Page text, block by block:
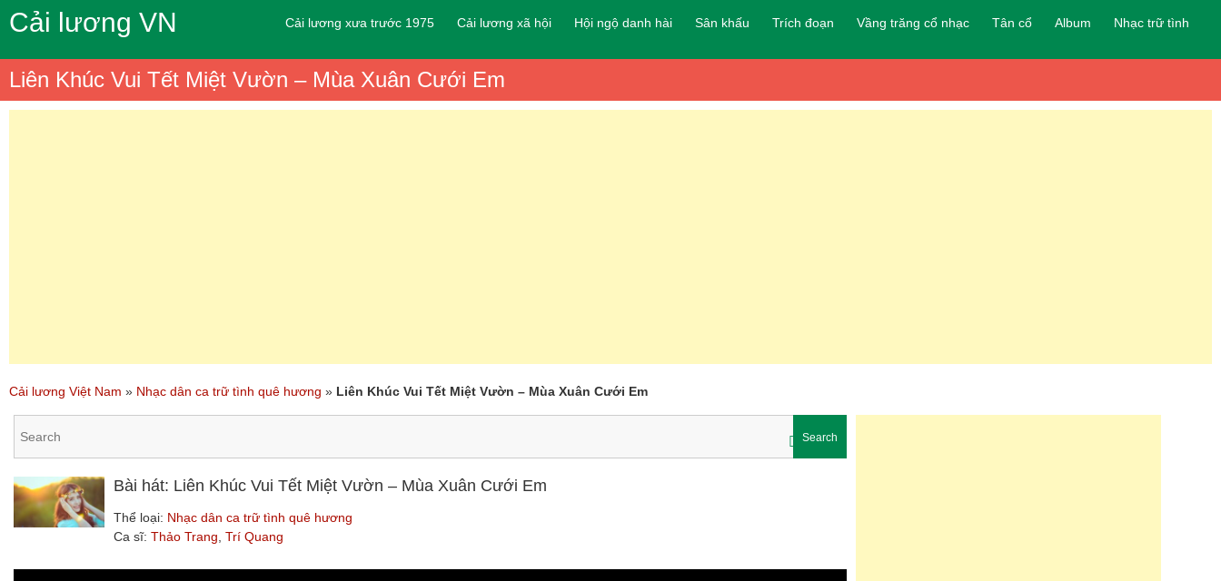
Cải lương VN Cải lương xưa trước 1975 Cải lương xã hội Hội ngộ danh hài Sân khấu Trích đoạn Vầng trăng cổ nhạc Tân cổ Album Nhạc trữ tình
Liên Khúc Vui Tết Miệt Vườn – Mùa Xuân Cưới Em
Cải lương Việt Nam » Nhạc dân ca trữ tình quê hương » Liên Khúc Vui Tết Miệt Vườn – Mùa Xuân Cưới Em
Search
Bài hát: Liên Khúc Vui Tết Miệt Vườn – Mùa Xuân Cưới Em
Thể loại: Nhạc dân ca trữ tình quê hương
Ca sĩ:Thảo Trang ,Trí Quang